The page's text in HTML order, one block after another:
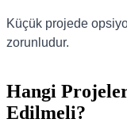
Küçük projede
zorunludur.
Hangi
Edilmeli?